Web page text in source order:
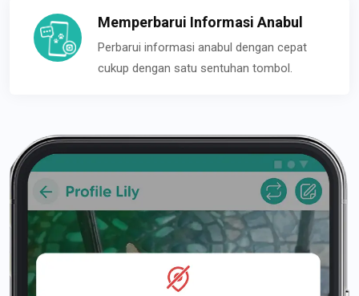
Memperbarui Informasi Anabul
Perbarui informasi anabul dengan cepat
cukup dengan satu sentuhan tombol.